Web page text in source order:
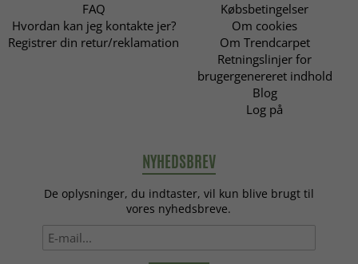
FAQ
Hvordan kan jeg kontakte jer?
Registrer din retur/reklamation
Købsbetingelser
Om cookies
Om Trendcarpet
Retningslinjer for
brugergenereret indhold
Blog
Log på
NYHEDSBREV
De oplysninger, du indtaster, vil kun blive brugt til
vores nyhedsbreve.